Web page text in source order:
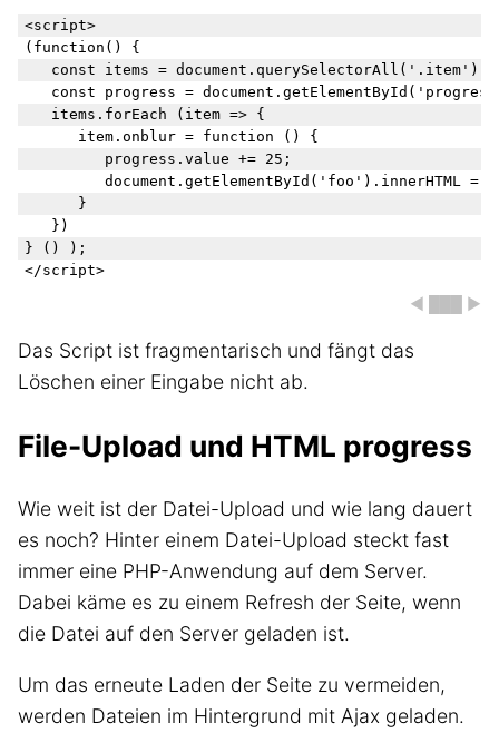
<script>
(function() {
} () );
◀ ███ ▶
Das Script ist fragmentarisch und fängt das
Löschen einer Eingabe nicht ab.
File-Upload und HTML progress
Wie weit ist der Datei-Upload und wie lang dauert
es noch? Hinter einem Datei-Upload steckt fast
immer eine PHP-Anwendung auf dem Server.
Dabei käme es zu einem Refresh der Seite, wenn
die Datei auf den Server geladen ist.
Um das erneute Laden der Seite zu vermeiden,
werden Dateien im Hintergrund mit Ajax geladen.